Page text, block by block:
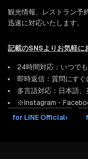
観光情報、レストラン予
迅速に対応いたします。
記載のSNSよりお気軽に
24時間対応：いつで
即時返信：質問にすぐ
多言語対応：日本語、
※Instagram・
for LINE Official›